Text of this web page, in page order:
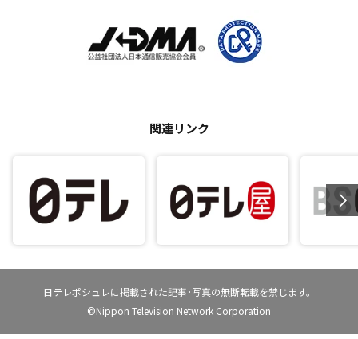
関連リンク
日テレポシュレに掲載された記事･写真の無断転載を禁じます。
©Nippon Television Network Corporation